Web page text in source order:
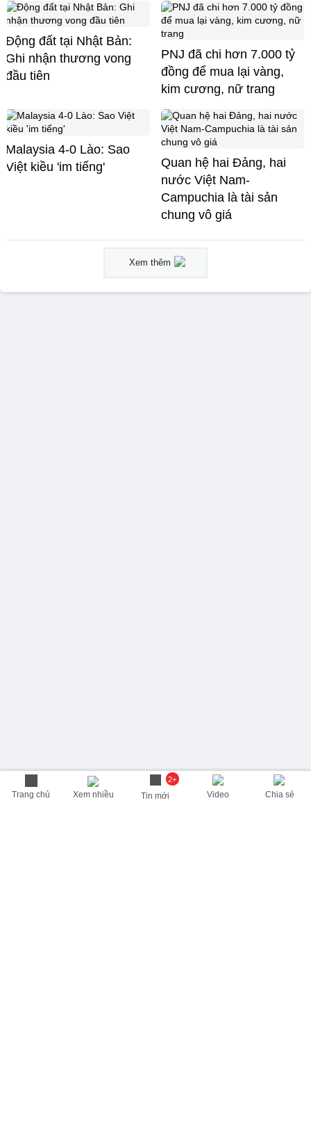
Trang chủ Xem nhiều
2+
Tin mới Video Chia sẻ
Động đất tại Nhật Bản:
Ghi nhận thương vong
đầu tiên
PNJ đã chi hơn 7.000 tỷ
đồng để mua lại vàng,
kim cương, nữ trang
Malaysia 4-0 Lào: Sao
Việt kiều 'im tiếng'
Quan hệ hai Đảng, hai
nước Việt Nam-
Campuchia là tài sản
chung vô giá ​
Xem thêm